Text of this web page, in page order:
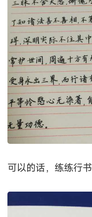
可以的话，练练行书